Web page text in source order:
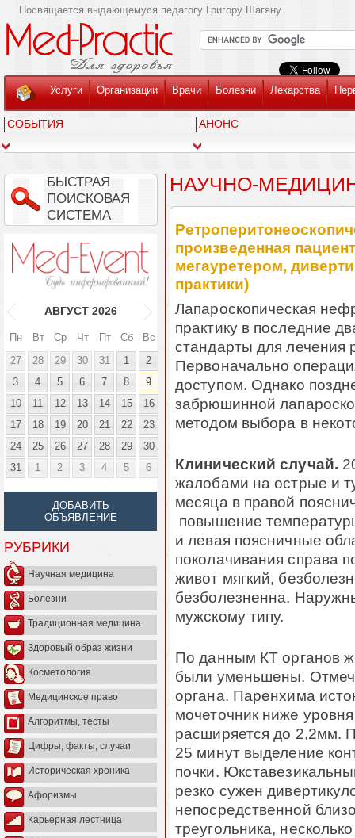
Посвящается выдающемуся педагогу Григору Шагяну
Услуги Организации Врачи Болезни Лекарства
СОБЫТИЯ АНОНС
БЫСТРАЯ
ПОИСКОВАЯ
СИСТЕМА
АВГУСТ 2026
Пн Вт Ср Чт Пт Сб
Вс
27
28 29 30 31 1
2
3
4 5 6 7 8
9
10
11 12 13 14 15
16
17
18 19 20 21 22
23
24
25 26 27 28 29
30
31
1 2 3 4 5 6
ДОБАВИТЬ
ОБЪЯВЛЕНИЕ
РУБРИКИ
Научная медицина
Болезни
Традиционная медицина
Здоровый образ жизни
Косметология
Медицинское право
Алгоритмы, тесты
Цифры, факты, случаи
Историческая хроника
Афоризмы
Карьерная лестница
НАУЧНО-
произведенная
мегауретером,
практики)
Лапароскопическая
практику в последние
стандарты для лечения
Первоначально
доступом. Однако
забрюшинной
методом выбора в
Клинический случай.
жалобами на острые и
месяца в правой
повышение
и левая поясничные
поколачивания справа
живот мягкий,
безболезненна.
мужскому типу.
По данным КТ органов
были уменьшены.
органа. Паренхима
мочеточник ниже
расширяется до 2,2мм.
25 минут выделение
почки.
резко сужен
непосредственной
треугольника,